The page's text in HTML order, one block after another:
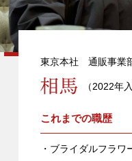
東京本社 通販事業
（2022年
これまでの職歴
・ブライダルフラワ